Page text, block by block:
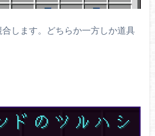
します。どちらか一方しか道具